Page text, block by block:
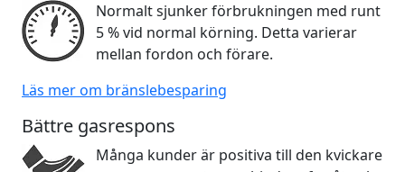
Normalt sjunker förbrukningen med runt
5 % vid normal körning. Detta varierar
mellan fordon och förare.
Läs mer om bränslebesparing
Bättre gasrespons
Många kunder är positiva till den kvickare